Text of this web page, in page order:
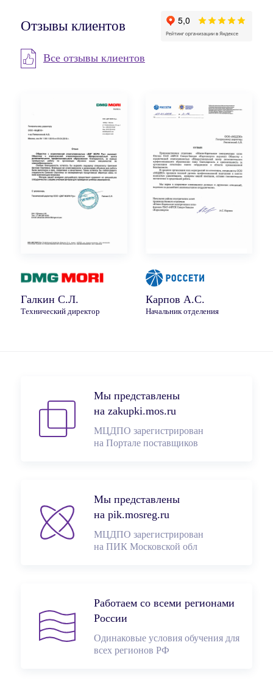
Отзывы клиентов
Все отзывы клиентов
Галкин С.Л.
Технический директор
Карпов А.С.
Начальник отделения
Мы представлены
на zakupki.mos.ru
МЦДПО зарегистрирован
на Портале поставщиков
Мы представлены
на pik.mosreg.ru
МЦДПО зарегистрирован
на ПИК Московской обл
Работаем со всеми регионами
России
Одинаковые условия обучения для
всех регионов РФ